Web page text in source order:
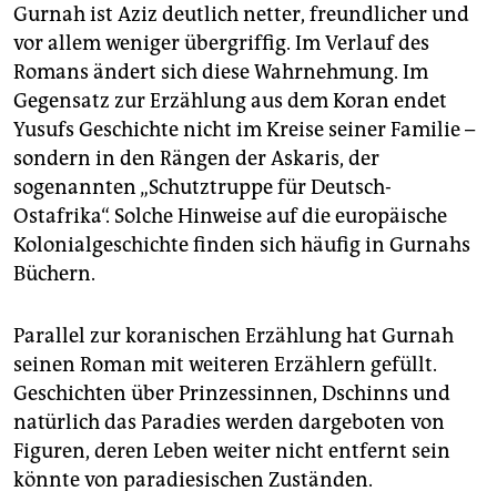
Gurnah ist Aziz deutlich netter, freundlicher und
vor allem weniger übergriffig. Im Verlauf des
Romans ändert sich diese Wahrnehmung. Im
Gegensatz zur Erzählung aus dem Koran endet
Yusufs Geschichte nicht im Kreise seiner Familie –
sondern in den Rängen der Askaris, der
sogenannten „Schutztruppe für Deutsch-
Ostafrika“. Solche Hinweise auf die europäische
Kolonialgeschichte finden sich häufig in Gurnahs
Büchern.
Parallel zur koranischen Erzählung hat Gurnah
seinen Roman mit weiteren Erzählern gefüllt.
Geschichten über Prinzessinnen, Dschinns und
natürlich das Paradies werden dargeboten von
Figuren, deren Leben weiter nicht entfernt sein
könnte von paradiesischen Zuständen.